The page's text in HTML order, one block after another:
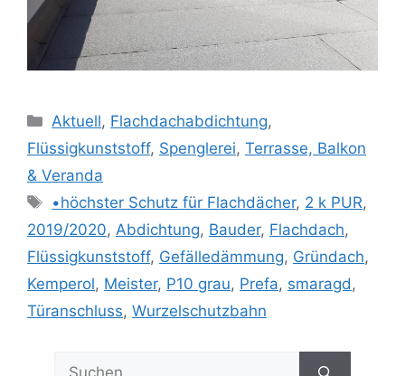
Kategorien
Aktuell, Flachdachabdichtung,
Flüssigkunststoff, Spenglerei, Terrasse, Balkon
& Veranda
Schlagwörter
•höchster Schutz für Flachdächer, 2 k PUR,
2019/2020, Abdichtung, Bauder, Flachdach,
Flüssigkunststoff, Gefälledämmung, Gründach,
Kemperol, Meister, P10 grau, Prefa, smaragd,
Türanschluss, Wurzelschutzbahn
Suchen